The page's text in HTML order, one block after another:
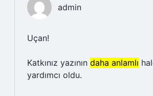
admin
Uçan!
Katkınız yazının daha anlamlı
yardımcı oldu.